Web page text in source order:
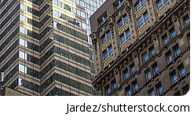
Jardez/shutterstock.com